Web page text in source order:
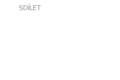
SDÍLET